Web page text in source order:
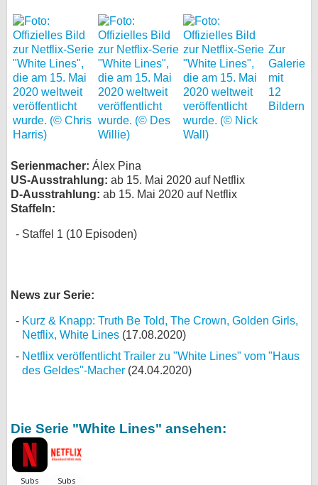
Zur
Galerie
mit
12
Bildern
Serienmacher: Álex Pina
US-Ausstrahlung: ab 15. Mai 2020 auf Netflix
D-Ausstrahlung: ab 15. Mai 2020 auf Netflix
Staffeln:
Staffel 1 (10 Episoden)
News zur Serie:
Kurz & Knapp: Truth Be Told, The Crown, Golden Girls,
Netflix, White Lines (17.08.2020)
Netflix veröffentlicht Trailer zu "White Lines" vom "Haus
des Geldes"-Macher (24.04.2020)
Die Serie "White Lines" ansehen:
bei Facebook
Kontakt
Nutzungsbedingungen
Datenschutz
Impressum